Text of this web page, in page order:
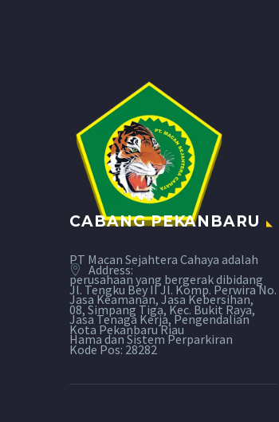
PT Macan Sejahtera Cahaya adalah
perusahaan yang bergerak dibidang
Jasa Keamanan, Jasa Kebersihan,
Jasa Tenaga Kerja, Pengendalian
Hama dan Sistem Perparkiran
CABANG PEKANBARU
Address:
Jl. Tengku Bey II Jl. Komp. Perwira No.
08, Simpang Tiga, Kec. Bukit Raya,
Kota Pekanbaru Riau
Kode Pos: 28282